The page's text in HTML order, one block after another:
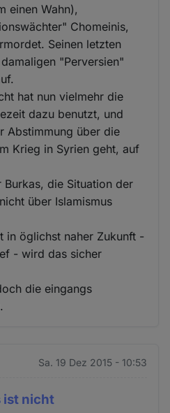
einen Wahn),
Chomeinis,
Seinen letzten
"Perversien"
hat nun vielmehr die
dazu benutzt, und
Abstimmung über die
Krieg in Syrien geht, auf
die Situation der
über Islamismus
in öglichst naher Zukunft -
- wird das sicher
die eingangs
Sa. 19 Dez 2015 - 10:53
ist nicht